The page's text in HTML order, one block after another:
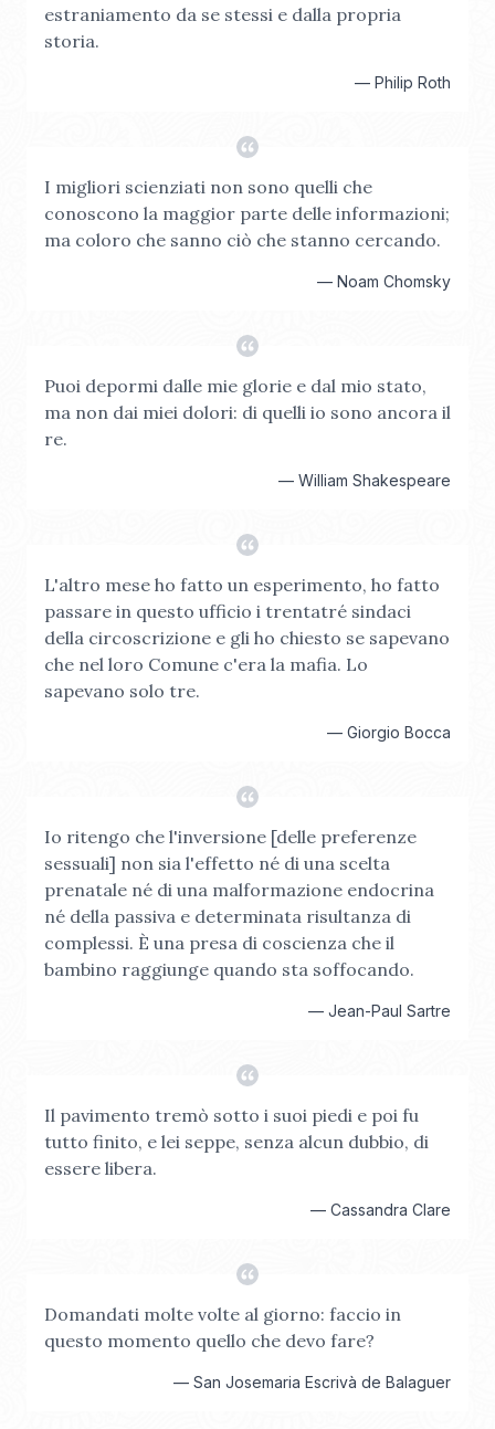
estraniamento da se stessi e dalla propria
storia.
— Philip Roth
I migliori scienziati non sono quelli che
conoscono la maggior parte delle informazioni;
ma coloro che sanno ciò che stanno cercando.
— Noam Chomsky
Puoi depormi dalle mie glorie e dal mio stato,
ma non dai miei dolori: di quelli io sono ancora il
re.
— William Shakespeare
L'altro mese ho fatto un esperimento, ho fatto
passare in questo ufficio i trentatré sindaci
della circoscrizione e gli ho chiesto se sapevano
che nel loro Comune c'era la mafia. Lo
sapevano solo tre.
— Giorgio Bocca
Io ritengo che l'inversione [delle preferenze
sessuali] non sia l'effetto né di una scelta
prenatale né di una malformazione endocrina
né della passiva e determinata risultanza di
complessi. È una presa di coscienza che il
bambino raggiunge quando sta soffocando.
— Jean-Paul Sartre
Il pavimento tremò sotto i suoi piedi e poi fu
tutto finito, e lei seppe, senza alcun dubbio, di
essere libera.
— Cassandra Clare
Domandati molte volte al giorno: faccio in
questo momento quello che devo fare?
— San Josemaria Escrivà de Balaguer